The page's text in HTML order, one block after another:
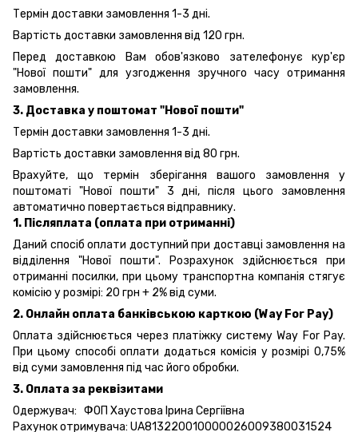
Термін доставки замовлення 1-3 дні.
Вартість доставки замовлення від 120 грн.
Перед доставкою Вам обов'язково зателефонує кур'єр
"Нової пошти" для узгодження зручного часу отримання
замовлення.
3. Доставка у поштомат "Нової пошти"
Термін доставки замовлення 1-3 дні.
Вартість доставки замовлення від 80 грн.
Врахуйте, що термін зберігання вашого замовлення у
поштоматі "Нової пошти" 3 дні, після цього замовлення
автоматично повертається відправнику.
1. Післяплата (оплата при отриманні)
Даний спосіб оплати доступний при доставці замовлення на
відділення "Нової пошти". Розрахунок здійснюється при
отриманні посилки, при цьому транспортна компанія стягує
комісію у розмірі: 20 грн + 2% від суми.
2. Онлайн оплата банківською карткою (Way For Pay)
Оплата здійснюється через платіжку систему Way For Pay.
При цьому способі оплати додаться комісія у розмірі 0,75%
від суми замовлення під час його обробки.
3. Оплата за реквізитами
Одержувач: ФОП Хаустова Ірина Сергіївна
Рахунок отримувача: UA813220010000026009380031524